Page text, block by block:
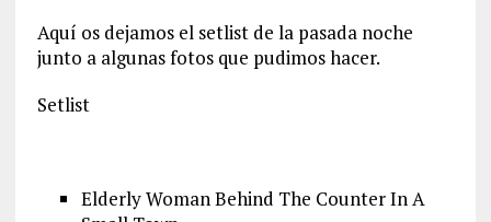
Aquí os dejamos el setlist de la pasada noche
junto a algunas fotos que pudimos hacer.
Setlist
Elderly Woman Behind The Counter In A